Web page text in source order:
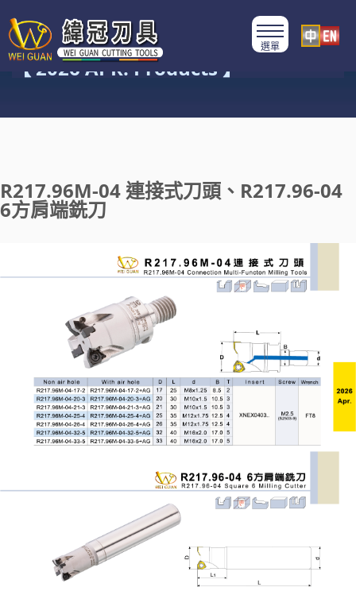
產品類別
【 2026 APR. Products 】
R217.96M-04 連接式刀頭、R217.96-04
6方肩端銑刀